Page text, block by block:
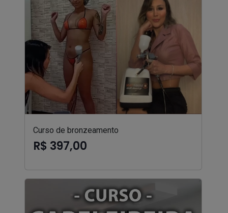
Curso de bronzeamento
R$ 397,00